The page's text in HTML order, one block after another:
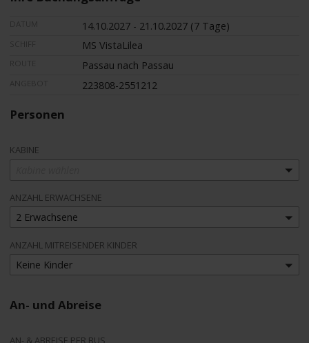
14.10.2027 - 21.10.2027 (7 Tage)
MS VistaLilea
Passau nach Passau
223808-2551212
Personen
KABINE
ANZAHL ERWACHSENE
2 Erwachsene
ANZAHL MITREISENDER KINDER
Keine Kinder
An- und Abreise
AN- & ABREISE PER BUS